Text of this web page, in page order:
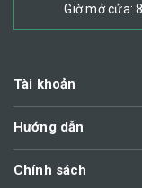
Giờ mở cửa:
Tài khoản
Hướng dẫn
Chính sách